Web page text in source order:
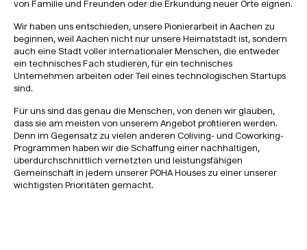
von Familie und Freunden oder die Erkundung neuer Orte eignen.
Wir haben uns entschieden, unsere Pionierarbeit in Aachen zu
beginnen, weil Aachen nicht nur unsere Heimatstadt ist, sondern
auch eine Stadt voller internationaler Menschen, die entweder
ein technisches Fach studieren, für ein technisches
Unternehmen arbeiten oder Teil eines technologischen Startups
sind.
Für uns sind das genau die Menschen, von denen wir glauben,
dass sie am meisten von unserem Angebot profitieren werden.
Denn im Gegensatz zu vielen anderen Coliving- und Coworking-
Programmen haben wir die Schaffung einer nachhaltigen,
überdurchschnittlich vernetzten und leistungsfähigen
Gemeinschaft in jedem unserer POHA Houses zu einer unserer
wichtigsten Prioritäten gemacht.